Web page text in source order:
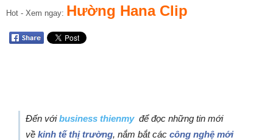
Hot - Xem ngay: Hường Hana Clip
Đến vớibusiness thienmy để đọc những tin mới
về kinh tế thị trường, nắm bắt các công nghệ mới